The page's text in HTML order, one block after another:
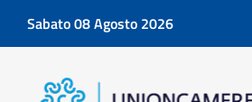
Sabato 08 Agosto 2026